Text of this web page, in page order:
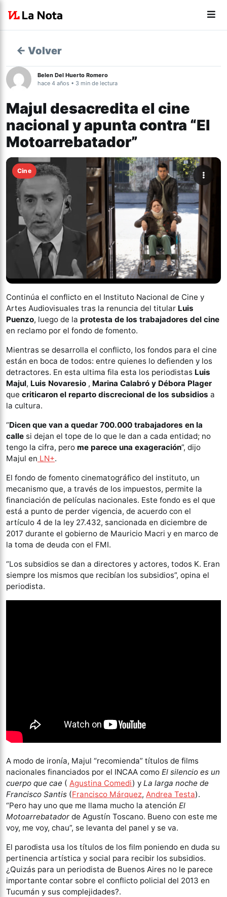
← Volver
Belen Del Huerto Romero
hace 4 años • 3 min de lectura
Majul desacredita el cine
nacional y apunta contra “El
Motoarrebatador”
Cine
Continúa el conflicto en el Instituto Nacional de Cine y
Artes Audiovisuales tras la renuncia del titular Luis
Puenzo, luego de la protesta de los trabajadores del cine
en reclamo por el fondo de fomento.
Mientras se desarrolla el conflicto, los fondos para el cine
están en boca de todos: entre quienes lo defienden y los
detractores. En esta ultima fila esta los periodistas Luis
Majul, Luis Novaresio , Marina Calabró y Débora Plager
que criticaron el reparto discrecional de los subsidios a
la cultura.
“Dicen que van a quedar 700.000 trabajadores en la
calle si dejan el tope de lo que le dan a cada entidad; no
tengo la cifra, pero me parece una exageración”, dijo
Majul en LN+.
El fondo de fomento cinematográfico del instituto, un
mecanismo que, a través de los impuestos, permite la
financiación de películas nacionales. Este fondo es el que
está a punto de perder vigencia, de acuerdo con el
artículo 4 de la ley 27.432, sancionada en diciembre de
2017 durante el gobierno de Mauricio Macri y en marco de
la toma de deuda con el FMI.
“Los subsidios se dan a directores y actores, todos K. Eran
siempre los mismos que recibían los subsidios”, opina el
periodista.
A modo de ironía, Majul “recomienda” títulos de films
nacionales financiados por el INCAA como El silencio es un
cuerpo que cae ( Agustina Comedi) y La larga noche de
Francisco Santis (Francisco Márquez, Andrea Testa).
“Pero hay uno que me llama mucho la atención El
Motoarrebatador de Agustín Toscano. Bueno con este me
voy, me voy, chau”, se levanta del panel y se va.
El parodista usa los títulos de los film poniendo en duda su
pertinencia artística y social para recibir los subsidios.
¿Quizás para un periodista de Buenos Aires no le parece
importante contar sobre el conflicto policial del 2013 en
Tucumán y sus complejidades?.